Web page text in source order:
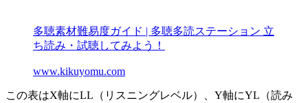
多聴素材難易度ガイド | 多聴多読ステーション 立
ち読み・試聴してみよう！
www.kikuyomu.com
この表はX軸にLL（リスニングレベル）、Y軸にYL（読み